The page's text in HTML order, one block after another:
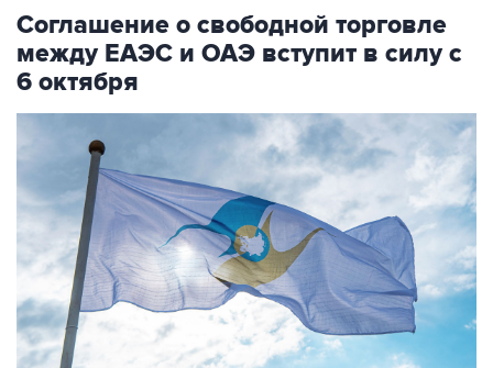
Соглашение о свободной торговле
между ЕАЭС и ОАЭ вступит в силу с
6 октября